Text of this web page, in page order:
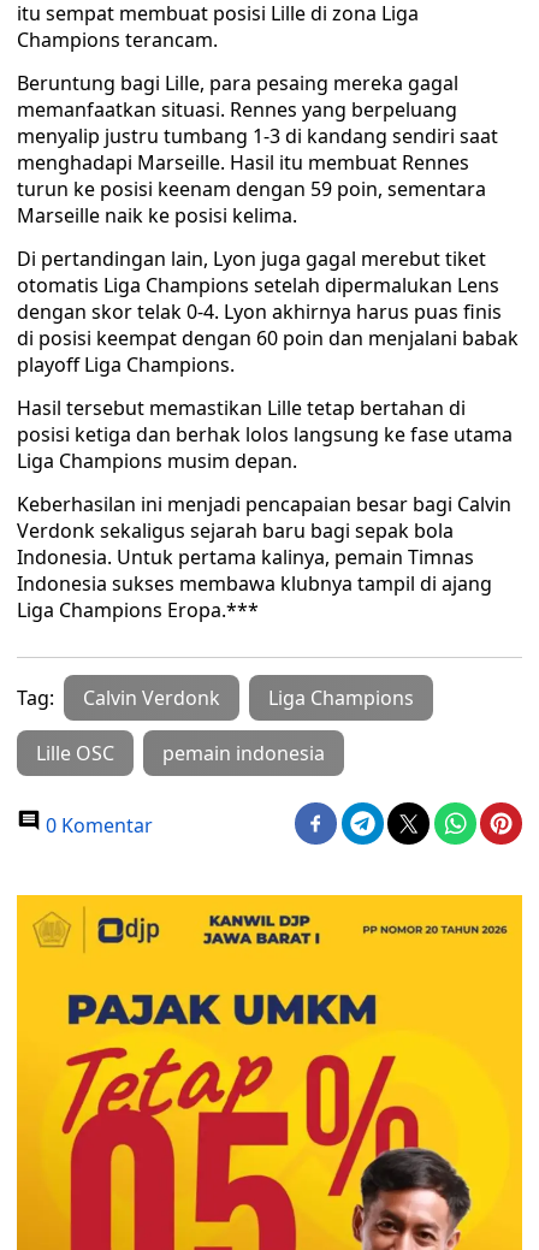
itu sempat membuat posisi Lille di zona Liga
Champions terancam.
Beruntung bagi Lille, para pesaing mereka gagal
memanfaatkan situasi. Rennes yang berpeluang
menyalip justru tumbang 1-3 di kandang sendiri saat
menghadapi Marseille. Hasil itu membuat Rennes
turun ke posisi keenam dengan 59 poin, sementara
Marseille naik ke posisi kelima.
Di pertandingan lain, Lyon juga gagal merebut tiket
otomatis Liga Champions setelah dipermalukan Lens
dengan skor telak 0-4. Lyon akhirnya harus puas finis
di posisi keempat dengan 60 poin dan menjalani babak
playoff Liga Champions.
Hasil tersebut memastikan Lille tetap bertahan di
posisi ketiga dan berhak lolos langsung ke fase utama
Liga Champions musim depan.
Keberhasilan ini menjadi pencapaian besar bagi Calvin
Verdonk sekaligus sejarah baru bagi sepak bola
Indonesia. Untuk pertama kalinya, pemain Timnas
Indonesia sukses membawa klubnya tampil di ajang
Liga Champions Eropa.***
Tag: Calvin Verdonk Liga Champions
Lille OSC pemain indonesia
0 Komentar